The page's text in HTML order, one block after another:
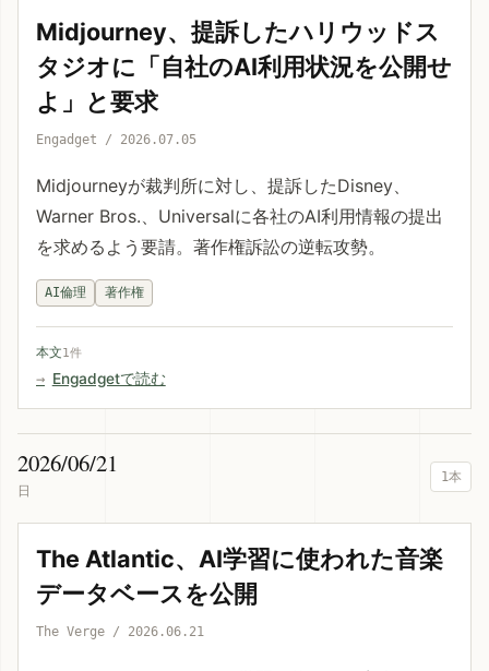
Midjourney、提訴したハリウッドス
タジオに「自社のAI利用状況を公開せ
よ」と要求
Engadget / 2026.07.05
Midjourneyが裁判所に対し、提訴したDisney、
Warner Bros.、Universalに各社のAI利用情報の提出
を求めるよう要請。著作権訴訟の逆転攻勢。
AI倫理 著作権
本文1件
Engadgetで読む
2026/06/21
日
1本
The Atlantic、AI学習に使われた音楽
データベースを公開
The Verge / 2026.06.21